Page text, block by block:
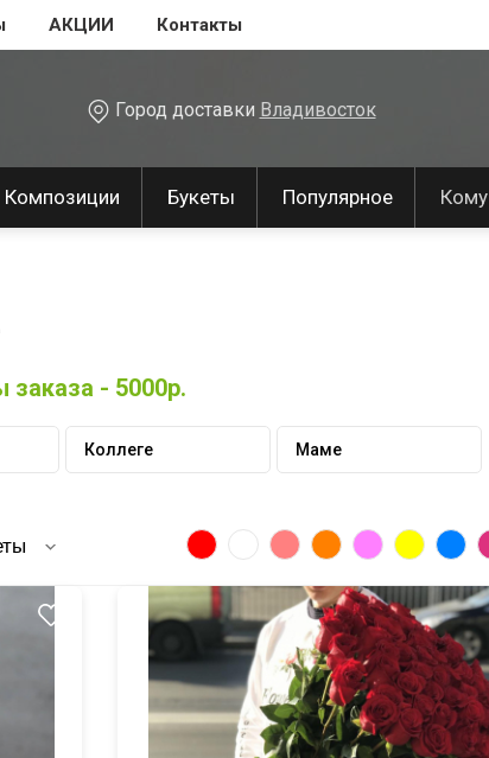
АКЦИИ Контакты
Город доставки Владивосток
Композиции Букеты Популярное Кому
- 5000р.
Коллеге Маме